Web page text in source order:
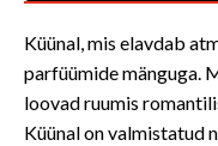
Küünal, mis elavdab
parfüümide mänguga.
loovad ruumis
Küünal on valmistatud